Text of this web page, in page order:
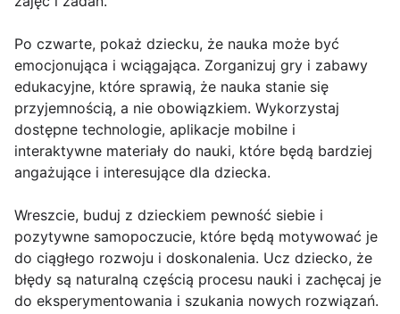
Po czwarte, pokaż dziecku, że nauka może być
emocjonująca i wciągająca. Zorganizuj gry i zabawy
edukacyjne, które sprawią, że nauka stanie się
przyjemnością, a nie obowiązkiem. Wykorzystaj
dostępne technologie, aplikacje mobilne i
interaktywne materiały do nauki, które będą bardziej
angażujące i interesujące dla dziecka.
Wreszcie, buduj z dzieckiem pewność siebie i
pozytywne samopoczucie, które będą motywować je
do ciągłego rozwoju i doskonalenia. Ucz dziecko, że
błędy są naturalną częścią procesu nauki i zachęcaj je
do eksperymentowania i szukania nowych rozwiązań.